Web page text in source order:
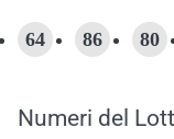
64 86 80
Numeri del